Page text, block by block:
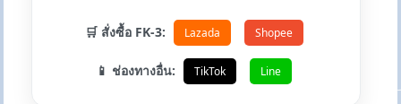
🛒 สั่งซื้อ FK-3: Lazada Shopee
📱 ช่องทางอื่น: TikTok Line